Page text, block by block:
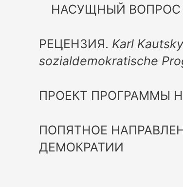
НАСУЩНЫЙ ВОПРОС
РЕЦЕНЗИЯ. Karl
sozialdemokratische
ПРОЕКТ ПРОГРАММЫ
ПОПЯТНОЕ
ДЕМОКРАТИИ